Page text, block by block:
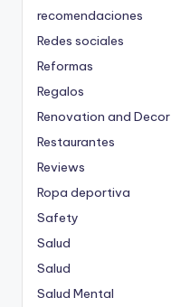
recomendaciones
Redes sociales
Reformas
Regalos
Renovation and Decor
Restaurantes
Reviews
Ropa deportiva
Safety
Salud
Salud
Salud Mental